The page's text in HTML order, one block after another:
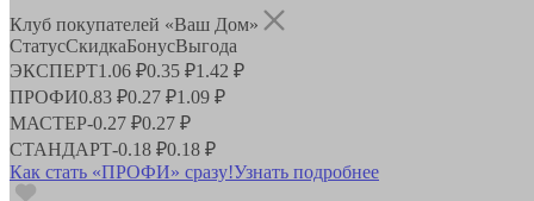
Клуб покупателей «Ваш Дом»
СтатусСкидкаБонусВыгода
ЭКСПЕРТ1.06 ₽0.35 ₽1.42 ₽
ПРОФИ0.83 ₽0.27 ₽1.09 ₽
МАСТЕР-0.27 ₽0.27 ₽
СТАНДАРТ-0.18 ₽0.18 ₽
Как стать «ПРОФИ» сразу!Узнать подробнее